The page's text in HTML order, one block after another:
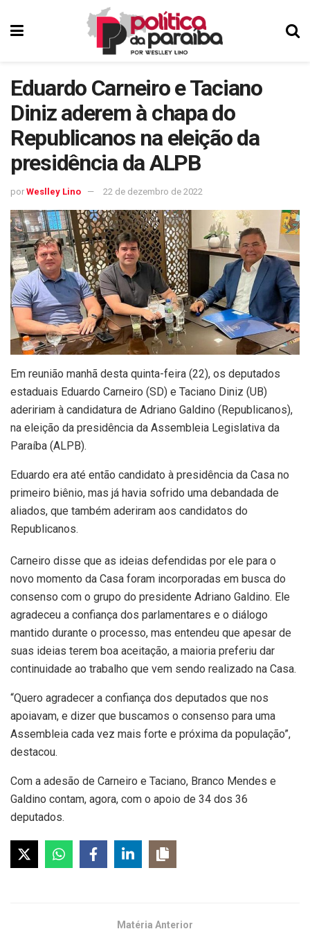
Eduardo Carneiro e Taciano
Diniz aderem à chapa do
Republicanos na eleição da
presidência da ALPB
por Weslley Lino 22 de dezembro de 2022
Em reunião manhã desta quinta-feira (22), os deputados
estaduais Eduardo Carneiro (SD) e Taciano Diniz (UB)
adeririam à candidatura de Adriano Galdino (Republicanos),
na eleição da presidência da Assembleia Legislativa da
Paraíba (ALPB).
Eduardo era até então candidato à presidência da Casa no
primeiro biênio, mas já havia sofrido uma debandada de
aliados, que também aderiram aos candidatos do
Republicanos.
Carneiro disse que as ideias defendidas por ele para o
novo momento da Casa foram incorporadas em busca do
consenso com o grupo do presidente Adriano Galdino. Ele
agradeceu a confiança dos parlamentares e o diálogo
mantido durante o processo, mas entendeu que apesar de
suas ideias terem boa aceitação, a maioria preferiu dar
continuidade ao trabalho que vem sendo realizado na Casa.
“Quero agradecer a confiança dos deputados que nos
apoiavam, e dizer que buscamos o consenso para uma
Assembleia cada vez mais forte e próxima da população”,
destacou.
Com a adesão de Carneiro e Taciano, Branco Mendes e
Galdino contam, agora, com o apoio de 34 dos 36
deputados.
Matéria Anterior